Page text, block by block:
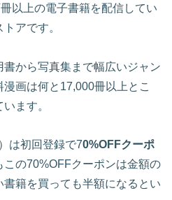
以上の電子書籍を配信してい
アです。
から写真集まで幅広いジャン
画は何と17,000冊以上とこ
ます。
は初回登録で70%OFFクーポ
の70%OFFクーポンは金額の
書籍を買っても半額になるとい